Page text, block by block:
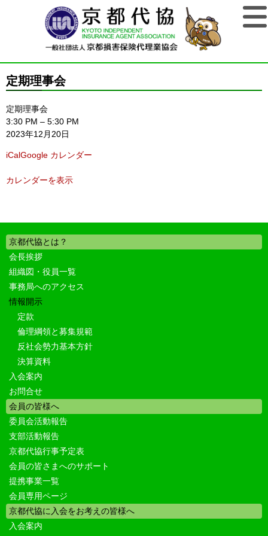
定期理事会
定期理事会
3:30 PM – 5:30 PM
2023年12月20日
iCalGoogle カレンダー
カレンダーを表示
京都代協とは？
会長挨拶
組織図・役員一覧
事務局へのアクセス
情報開示
定款
倫理綱領と募集規範
反社会勢力基本方針
決算資料
入会案内
お問合せ
会員の皆様へ
委員会活動報告
支部活動報告
京都代協行事予定表
会員の皆さまへのサポート
提携事業一覧
会員専用ページ
京都代協に入会をお考えの皆様へ
入会案内